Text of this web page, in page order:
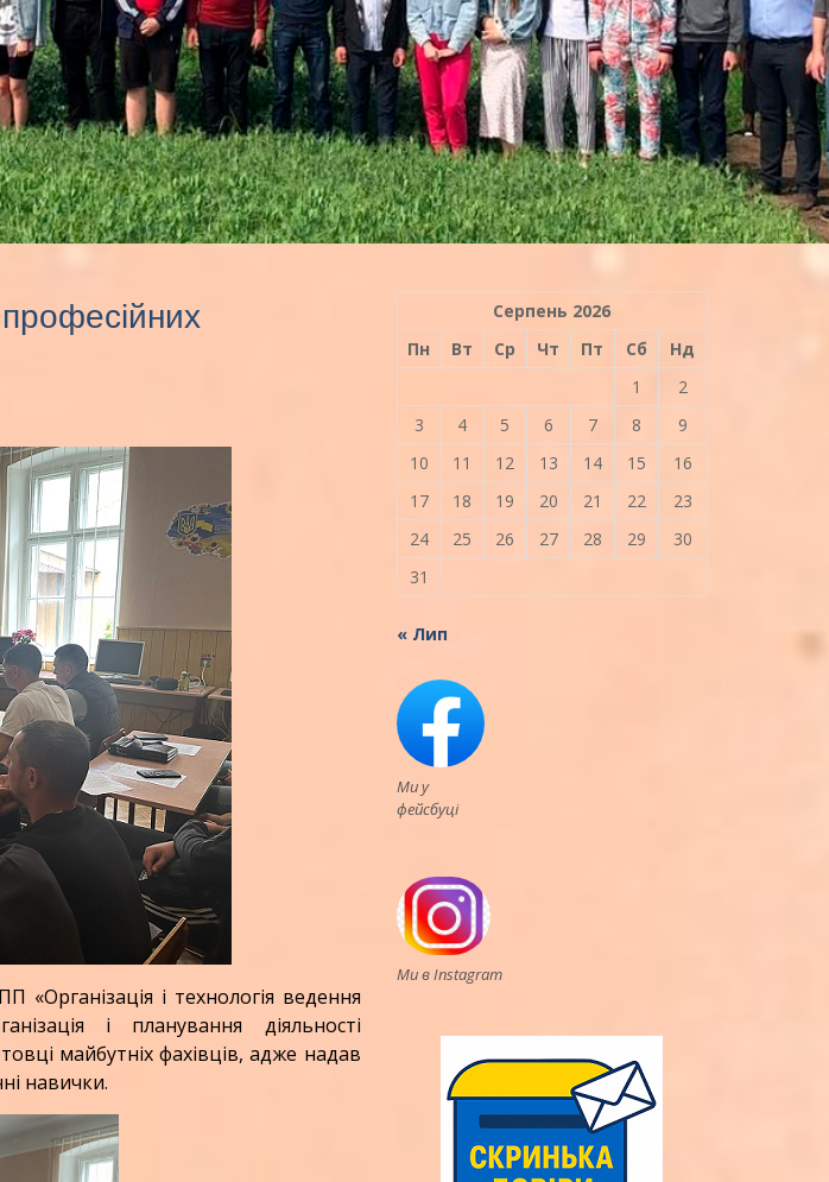
і технологія ведення
і планування діяльності
майбутніх фахівців, адже надав
навички.
Серпень 2026
Пн
Вт Ср Чт Пт Сб
Нд
1
2
3
4 5 6 7 8
9
10
11 12 13 14 15
16
17
18 19 20 21 22
23
24
25 26 27 28 29
30
31
« Лип
Ми у
фейсбуці
Ми в Instagram